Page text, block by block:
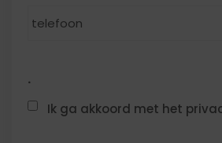
.
Ik ga akkoord met het